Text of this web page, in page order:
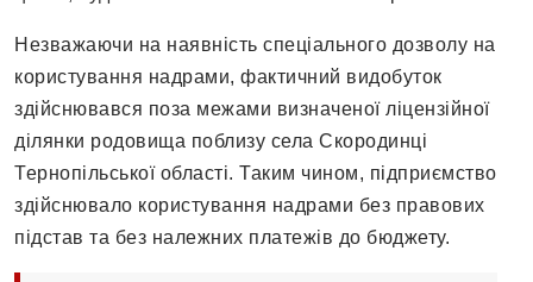
Незважаючи на наявність спеціального дозволу на
користування надрами, фактичний видобуток
здійснювався поза межами визначеної ліцензійної
ділянки родовища поблизу села Скородинці
Тернопільської області. Таким чином, підприємство
здійснювало користування надрами без правових
підстав та без належних платежів до бюджету.